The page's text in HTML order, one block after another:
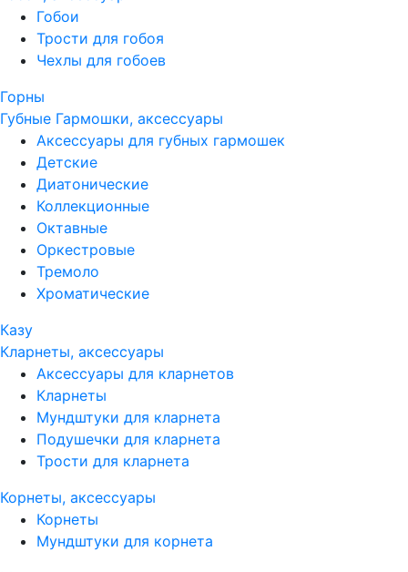
Гобои
Трости для гобоя
Чехлы для гобоев
Горны
Губные Гармошки, аксессуары
Аксессуары для губных гармошек
Детские
Диатонические
Коллекционные
Октавные
Оркестровые
Тремоло
Хроматические
Казу
Кларнеты, аксессуары
Аксессуары для кларнетов
Кларнеты
Мундштуки для кларнета
Подушечки для кларнета
Трости для кларнета
Корнеты, аксессуары
Корнеты
Мундштуки для корнета